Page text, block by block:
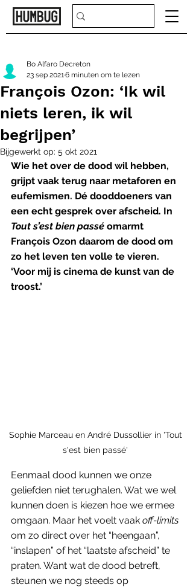
François Ozon: ‘Ik wil
niets leren, ik wil
begrijpen’
Bo Alfaro Decreton
23 sep 20216 minuten om te lezen
Bijgewerkt op: 5 okt 2021
Wie het over de dood wil hebben,
grijpt vaak terug naar metaforen en
eufemismen. Dé dooddoeners van
een echt gesprek over afscheid. In
Tout s’est bien passé omarmt
François Ozon daarom de dood om
zo het leven ten volle te vieren.
‘Voor mij is cinema de kunst van de
troost.’
Sophie Marceau en André Dussollier in 'Tout
s'est bien passé'
Eenmaal dood kunnen we onze
geliefden niet terughalen. Wat we wel
kunnen doen is kiezen hoe we ermee
omgaan. Maar het voelt vaak off-limits
om zo direct over het “heengaan”,
“inslapen” of het “laatste afscheid” te
praten. Want wat de dood betreft,
steunen we nog steeds op